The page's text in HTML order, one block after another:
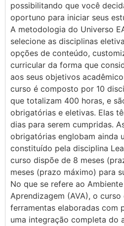
possibilitando que você
oportuno para iniciar seus
A metodologia do Universo
selecione as disciplinas
opções de conteúdo,
curricular da forma que
aos seus objetivos
curso é composto por 10
que totalizam 400 horas, e
obrigatórias e eletivas. Elas
dias para serem cumpridas.
obrigatórias englobam ainda
constituído pela disciplina
curso dispõe de 8 meses
meses (prazo máximo) para
No que se refere ao
Aprendizagem (AVA), o
ferramentas elaboradas com
uma integração completa do